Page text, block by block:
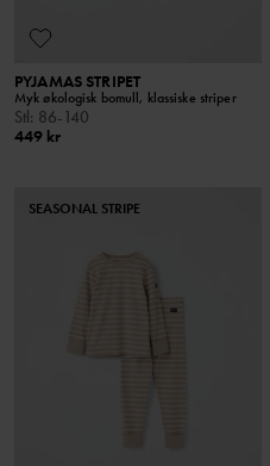
PYJAMAS STRIPET
Myk økologisk bomull, klassiske striper
Stl: 86-140
449 kr
SEASONAL STRIPE